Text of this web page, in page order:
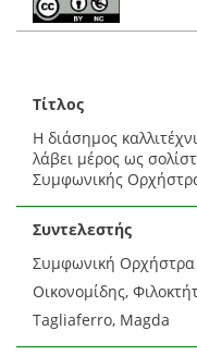
Τίτλος
Η διάσημος
λάβει μέρος ως
Συμφωνικής
Συντελεστής
Συμφωνική
Οικονομίδης,
Tagliaferro, Magda